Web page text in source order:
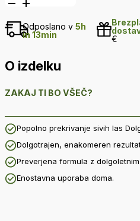
lase
količina
Odposlano v 5h
in 13min
€
O izdelku
ZAKAJ TI BO VŠEČ?
Popolno prekrivanje sivih las
Dolgotrajen, enakomeren
Preverjena formula z
Enostavna uporaba doma.